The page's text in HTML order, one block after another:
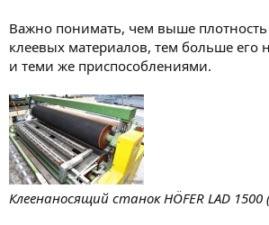
Важно понимать, чем выше плотность
клеевых материалов, тем больше его
и теми же приспособлениями.
Клеенаносящий станок HÖFER LAD 1500